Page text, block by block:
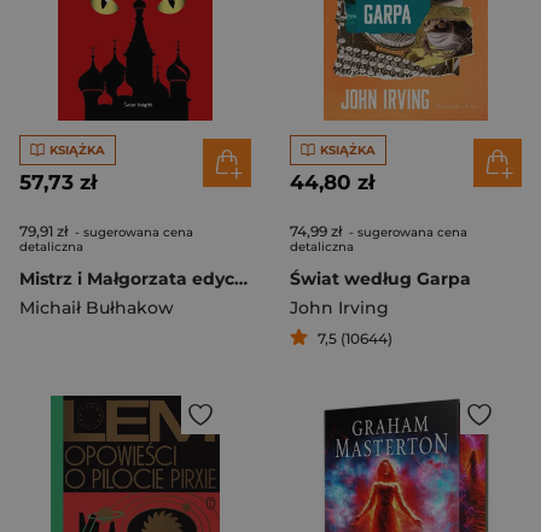
KSIĄŻKA
57,73 zł
79,91 zł - sugerowana cena
detaliczna
Mistrz i Małgorzata edycja kolekcjonerska
Michaił Bułhakow
KSIĄŻKA
44,80 zł
74,99 zł - sugerowana cena
detaliczna
Świat według Garpa
John Irving
7,5 (10644)